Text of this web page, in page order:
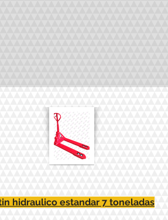
hidraulico estandar 7 toneladas